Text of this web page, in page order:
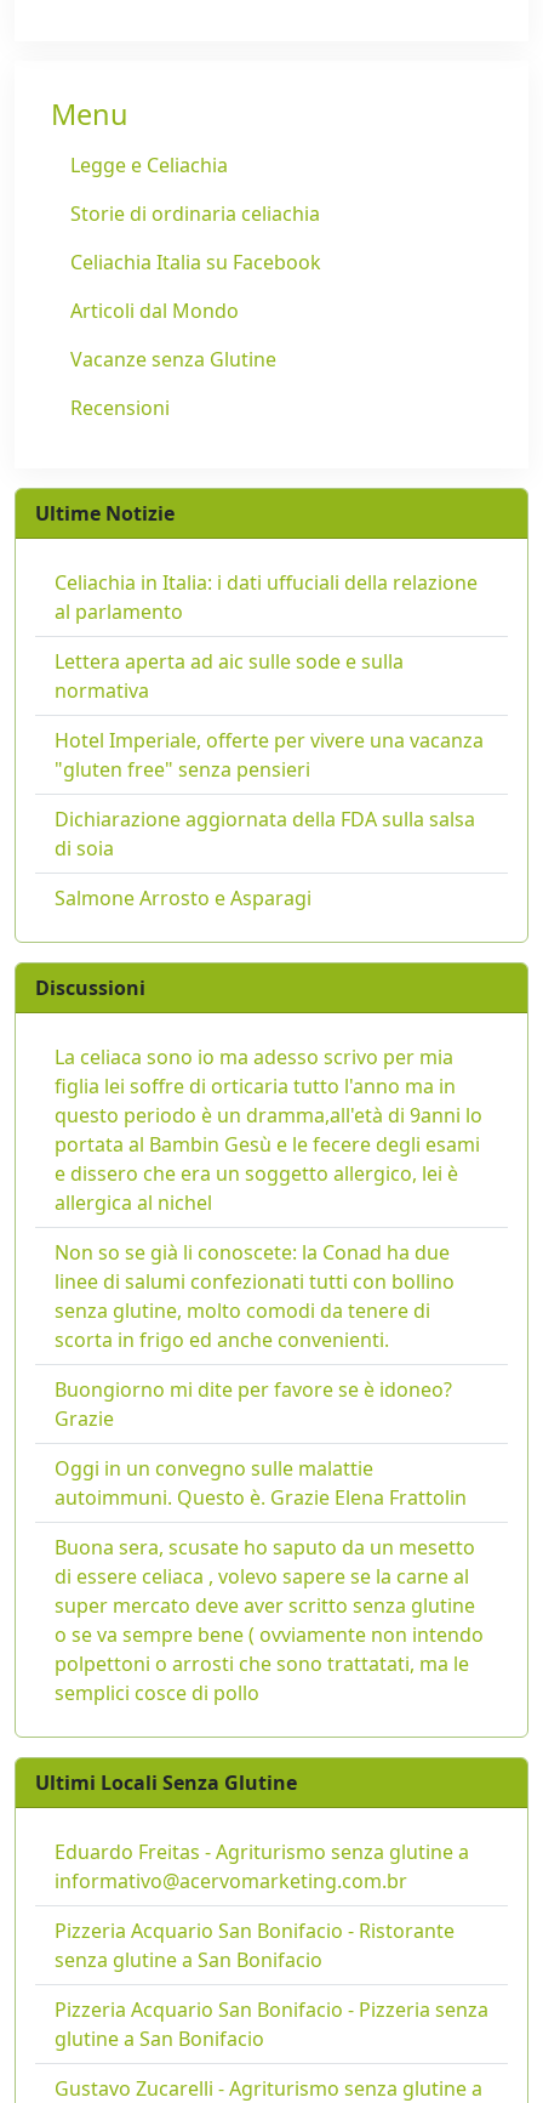
Menu
Legge e Celiachia
Storie di ordinaria celiachia
Celiachia Italia su Facebook
Articoli dal Mondo
Vacanze senza Glutine
Recensioni
Ultime Notizie
Celiachia in Italia: i dati uffuciali della relazione
al parlamento
Lettera aperta ad aic sulle sode e sulla
normativa
Hotel Imperiale, offerte per vivere una vacanza
"gluten free" senza pensieri
Dichiarazione aggiornata della FDA sulla salsa
di soia
Salmone Arrosto e Asparagi
Discussioni
La celiaca sono io ma adesso scrivo per mia
figlia lei soffre di orticaria tutto l'anno ma in
questo periodo è un dramma,all'età di 9anni lo
portata al Bambin Gesù e le fecere degli esami
e dissero che era un soggetto allergico, lei è
allergica al nichel
Non so se già li conoscete: la Conad ha due
linee di salumi confezionati tutti con bollino
senza glutine, molto comodi da tenere di
scorta in frigo ed anche convenienti.
Buongiorno mi dite per favore se è idoneo?
Grazie
Oggi in un convegno sulle malattie
autoimmuni. Questo è. Grazie Elena Frattolin
Buona sera, scusate ho saputo da un mesetto
di essere celiaca , volevo sapere se la carne al
super mercato deve aver scritto senza glutine
o se va sempre bene ( ovviamente non intendo
polpettoni o arrosti che sono trattatati, ma le
semplici cosce di pollo
Ultimi Locali Senza Glutine
Eduardo Freitas - Agriturismo senza glutine a
informativo@acervomarketing.com.br
Pizzeria Acquario San Bonifacio - Ristorante
senza glutine a San Bonifacio
Pizzeria Acquario San Bonifacio - Pizzeria senza
glutine a San Bonifacio
Gustavo Zucarelli - Agriturismo senza glutine a